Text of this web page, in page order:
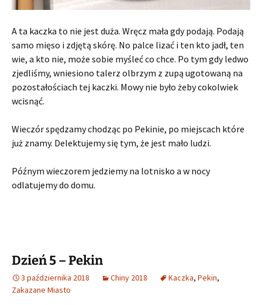
A ta kaczka to nie jest duża. Wręcz mała gdy podają. Podają
samo mięso i zdjętą skórę. No palce lizać i ten kto jadł, ten
wie, a kto nie, może sobie myśleć co chce. Po tym gdy ledwo
zjedliśmy, wniesiono talerz olbrzym z zupą ugotowaną na
pozostałościach tej kaczki. Mowy nie było żeby cokolwiek
wcisnąć.
Wieczór spędzamy chodząc po Pekinie, po miejscach które
już znamy. Delektujemy się tym, że jest mało ludzi.
Późnym wieczorem jedziemy na lotnisko a w nocy
odlatujemy do domu.
Dzień 5 – Pekin
3 października 2018 Chiny 2018 Kaczka, Pekin,
Zakazane Miasto